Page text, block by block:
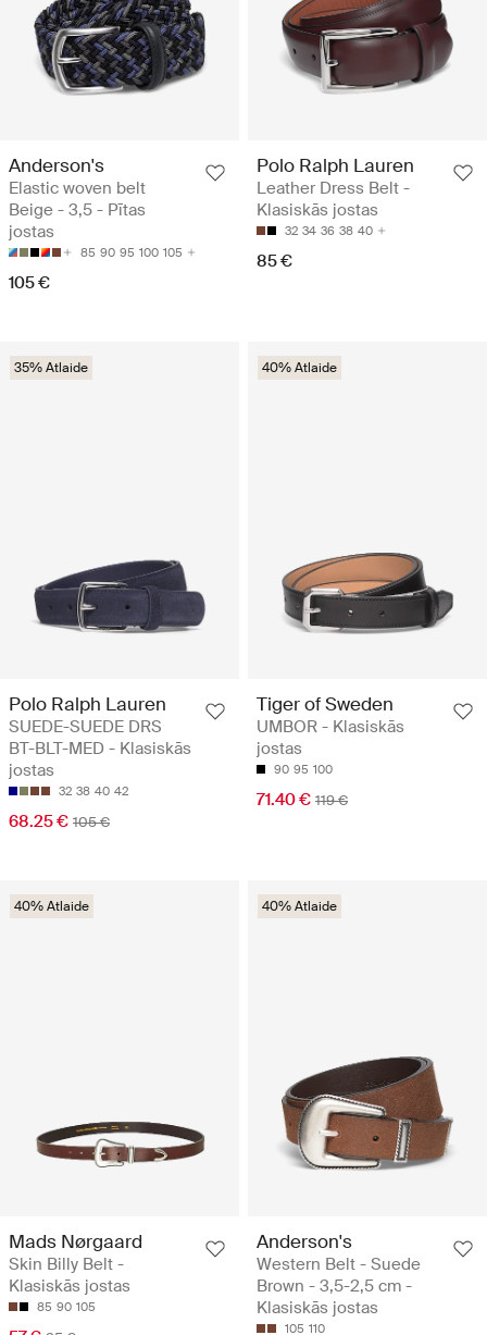
Anderson's
Elastic woven belt
Beige - 3,5 - Pītas
jostas
85 90 95 100 105
105 €
Polo Ralph Lauren
Leather Dress Belt -
Klasiskās jostas
32 34 36 38 40
85 €
35% Atlaide
Polo Ralph Lauren
SUEDE-SUEDE DRS
BT-BLT-MED - Klasiskās
jostas
32 38 40 42
68.25 € 105 €
40% Atlaide
Tiger of Sweden
UMBOR - Klasiskās
jostas
90 95 100
71.40 € 119 €
40% Atlaide
Mads Nørgaard
Skin Billy Belt -
Klasiskās jostas
85 90 105
40% Atlaide
Anderson's
Western Belt - Suede
Brown - 3,5-2,5 cm -
Klasiskās jostas
105 110